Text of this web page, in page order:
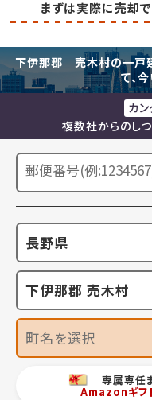
まずは実際に売却
下伊那郡 売木村の一戸
て、
カ
複数社からのし
長野県
下伊那郡 売木村
町名を選択
専属専任
Amazonギフ